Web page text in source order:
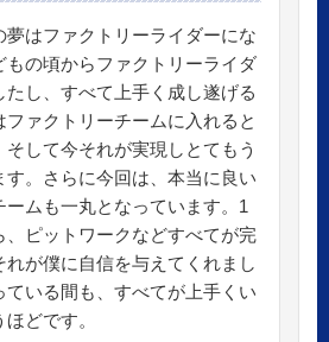
夢はファクトリーライダーにな
もの頃からファクトリーライダ
たし、すべて上手く成し遂げる
ファクトリーチームに入れると
して今それが実現しとてもう
す。さらに今回は、本当に良い
ームも一丸となっています。1
、ピットワークなどすべてが完
れが僕に自信を与えてくれまし
ている間も、すべてが上手くい
どです。